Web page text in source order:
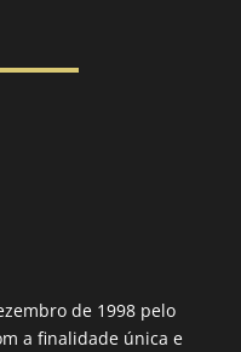
de 1998 pelo
a finalidade única e